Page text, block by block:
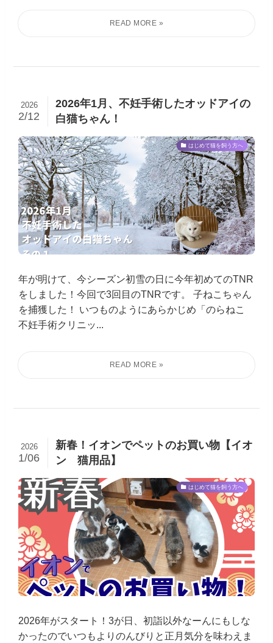
2026年1月、不妊手術したオッドアイの
白猫ちゃん！
2026
2/12
はじめて猫を飼う方へ
年が明けて、今シーズン初雪の日に今年初めてのTNR
をしました！今回で3回目のTNRです。 子ねこちゃん
を捕獲した！ いつものようにあらかじめ「のらねこ
不妊手術クリニッ...
新春！イオンでペットのお買い物【イオ
ン 猫用品】
2026
1/06
はじめて猫を飼う方へ
2026年がスタート！3が日、初詣以外なーんにもしな
かったのでいつもよりのんびりと正月気分を味わえま